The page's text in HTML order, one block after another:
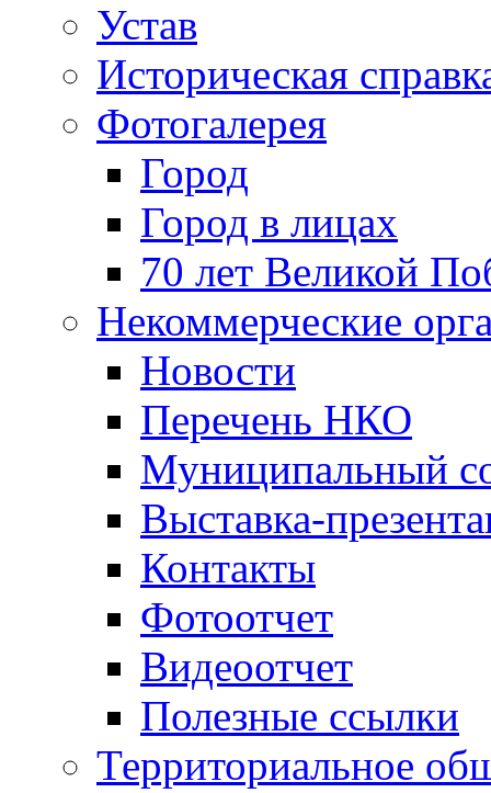
Устав
Историческая
Фотогалерея
Город
Город в лицах
70 лет Великой
Некоммерческие
Новости
Перечень НКО
Муниципальный
Выставка-
Контакты
Фотоотчет
Видеоотчет
Полезные ссылки
Территориальное